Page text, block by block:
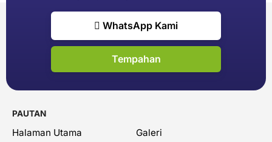
WhatsApp Kami
Tempahan
PAUTAN
Halaman Utama
Galeri